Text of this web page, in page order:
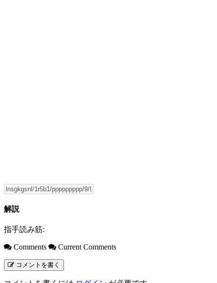
解説
指手読み筋:
Comments Current Comments
コメントを書く